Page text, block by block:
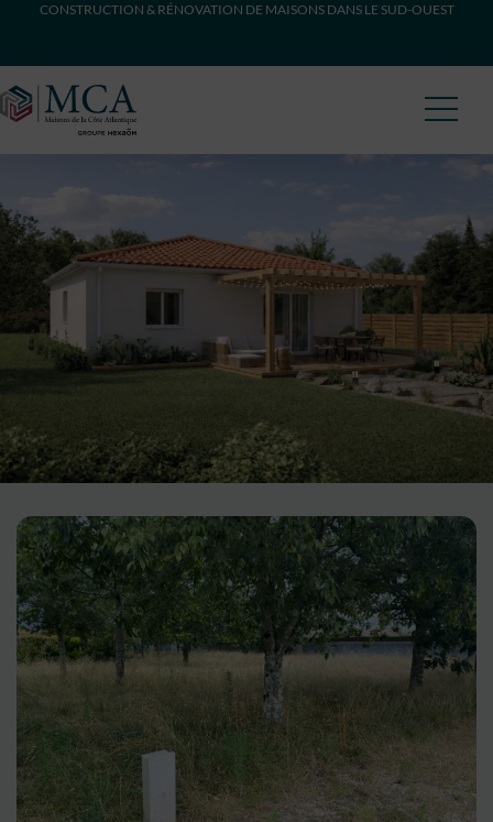
CONSTRUCTION & RÉNOVATION DE MAISONS DANS LE SUD-OUEST